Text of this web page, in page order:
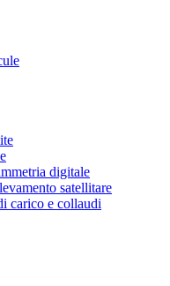
digitale
satellitare
carico e collaudi